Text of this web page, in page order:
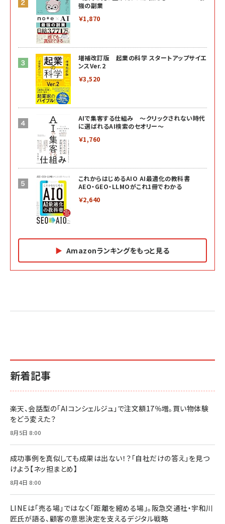
強の副業
￥1,870
増補改訂版 起業の科学 スタートアップサイエ
ンスVer.2
￥3,520
AIで集客する仕組み ～クリックされない時代
に選ばれるAI検索のセオリー～
￥1,760
これからはじめるAIO AI最適化の教科書
AEO・GEO・LLMOがこれ1冊でわかる
￥2,640
Amazonランキングをもっと見る
2億円を売り上げたプロが教える note×AI 最強の
小さな会社は戦略が9割
￥1,815
る時代の成長戦略
￥2,420
￥2,200
anan(アンアン)2026/07/01号 No.2501[魅せる
anan(アンアン)2026/06/24号 No.2500増刊
anan(アンアン)2026/07/08号 No.2502[2026
ママ投資家が育休中に１億貯めた株式投資
￥1,870
組織の成果を最大化する ルールのデザイン
￥1,980
ベインキャピタル 企業価値向上力の秘密
ルな本質」
￥2,750
新着記事
楽天、会話型の「AIコンシェルジュ」で注文額17％増。買い物体験
をどう変えた？
8月5日 8:00
成功事例を真似しても成果は出ない！？「自社だけの答え」を見つ
けよう【ネッ担まとめ】
8月4日 8:00
LINEは「売る場」ではなく「距離を縮める場」。阪急交通社・宇和川
匠氏が語る、顧客の意思決定を支えるデジタル戦略